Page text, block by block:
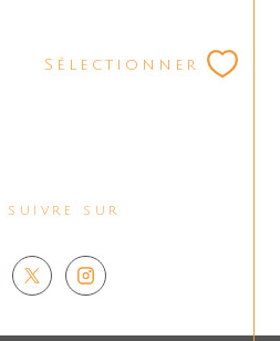
Sélectionner
suivre sur